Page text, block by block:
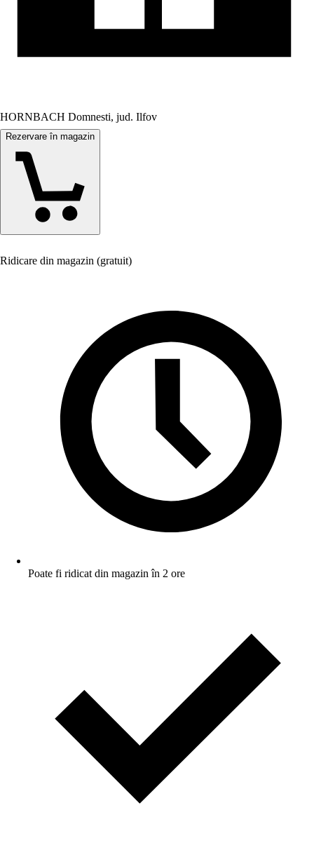
HORNBACH Domnesti, jud. Ilfov
Rezervare în magazin
Ridicare din magazin (gratuit)
Poate fi ridicat din magazin în 2 ore